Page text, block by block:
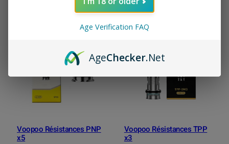
options
Voopoo Résistances PNP
x5
Voopoo Résistances TPP
x3
Age Verification FAQ
AgeChecker.Net